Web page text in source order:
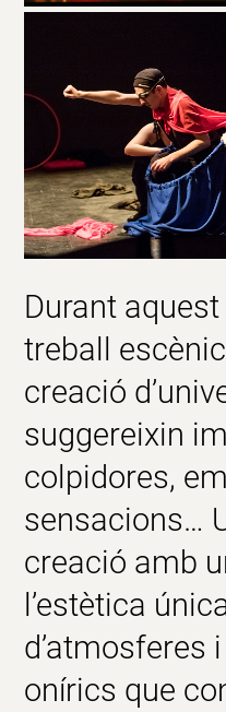
Durant
treball
creació
suggereixin
colpidores,
sensacions…
creació amb
l’estètica
d’atmosferes
onírics que